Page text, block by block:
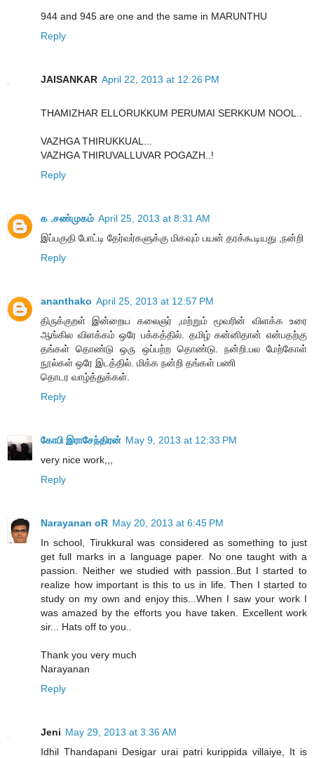
944 and 945 are one and the same in MARUNTHU
Reply
JAISANKAR April 22, 2013 at 12:26 PM
THAMIZHAR ELLORUKKUM PERUMAI SERKKUM NOOL..
VAZHGA THIRUKKUAL...
VAZHGA THIRUVALLUVAR POGAZH..!
Reply
க .சண்முகம் April 25, 2013 at 8:31 AM
இப்பகுதி போட்டி தேர்வர்களுக்கு மிகவும் பயன் தரக்கூடியது ,நன்றி
Reply
ananthako April 25, 2013 at 12:57 PM
திருக்குறள் இன்றைய கலைஞர் ,மற்றும் மூவரின் விளக்க உரை
ஆங்கில விளக்கம் ஒரே பக்கத்தில். தமிழ் கன்னிதான் என்பதற்கு
தங்கள் தொண்டு ஒரு ஒப்பற்ற தொண்டு. நன்றி.பல மேற்கோள்
நூல்கள் ஒரே இடத்தில். மிக்க நன்றி தங்கள் பணி
தொடர வாழ்த்துக்கள்.
Reply
கோபி இராசேந்திரன் May 9, 2013 at 12:33 PM
very nice work,,,
Reply
Narayanan oR May 20, 2013 at 6:45 PM
In school, Tirukkural was considered as something to just
get full marks in a language paper. No one taught with a
passion. Neither we studied with passion..But I started to
realize how important is this to us in life. Then I started to
study on my own and enjoy this...When I saw your work I
was amazed by the efforts you have taken. Excellent work
sir... Hats off to you..
Thank you very much
Narayanan
Reply
Jeni May 29, 2013 at 3:36 AM
Idhil Thandapani Desigar urai patri kurippida villaiye, It is